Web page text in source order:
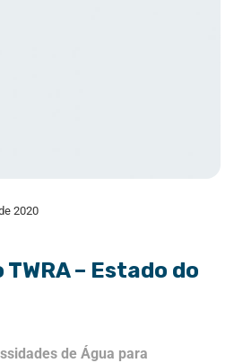
2020
– Estado do
de Água para